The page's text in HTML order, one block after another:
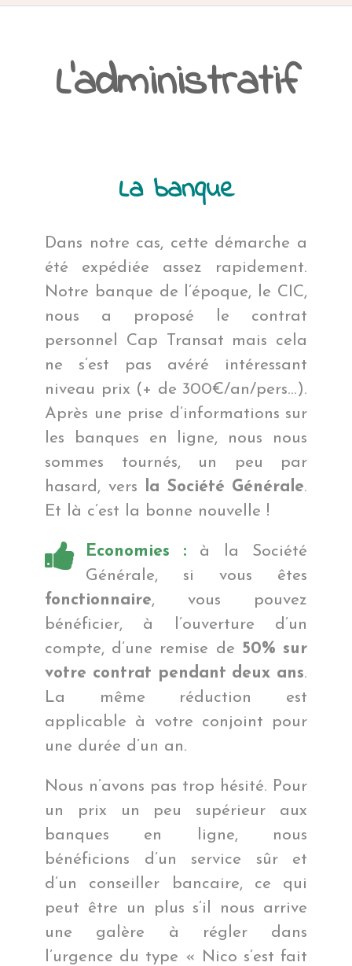
PRÉSENTATION
NOS BONNES ADRESSES
L’administratif
La banque
Dans notre cas, cette démarche a
été expédiée assez rapidement.
Notre banque de l’époque, le CIC,
nous a proposé le contrat
personnel Cap Transat mais cela
ne s’est pas avéré intéressant
niveau prix (+ de 300€/an/pers…).
Après une prise d’informations sur
les banques en ligne, nous nous
sommes tournés, un peu par
hasard, vers
la Société Générale.
Et là c’est la bonne nouvelle !
Economies :à la Société
Générale, si vous êtes
fonctionnaire, vous pouvez
bénéficier, à l’ouverture d’un
compte, d’une remise de 50% sur
votre contrat pendant deux ans.
La même réduction est
applicable à votre conjoint pour
une durée d’un an.
Nous n’avons pas trop hésité. Pour
un prix un peu supérieur aux
banques en ligne, nous
bénéficions d’un service sûr et
d’un conseiller bancaire, ce qui
peut être un plus s’il nous arrive
une galère à régler dans
l’urgence du type « Nico s’est fait